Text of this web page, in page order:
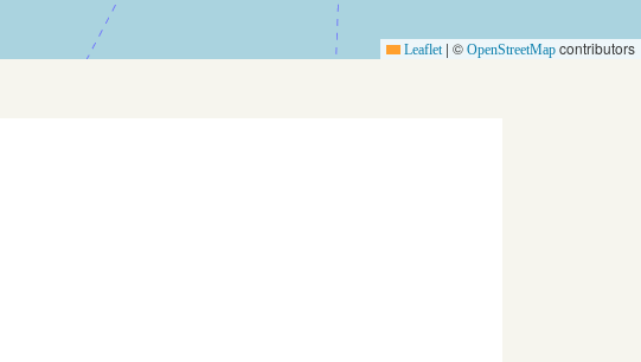
Leaflet | © OpenStreetMap contributors